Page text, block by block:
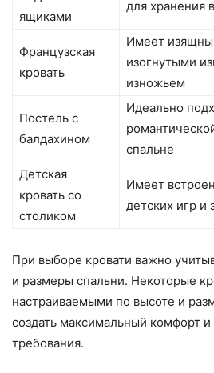
ящиками
для хранения
Французская
кровать
Имеет
изогнутыми
изножьем
Постель с
балдахином
Идеально
спальне
Детская
кровать со
столиком
Имеет
детских игр и
При выборе кровати важно
и размеры спальни. Некоторые
настраиваемыми по высоте и
создать максимальный комфорт и
требования.